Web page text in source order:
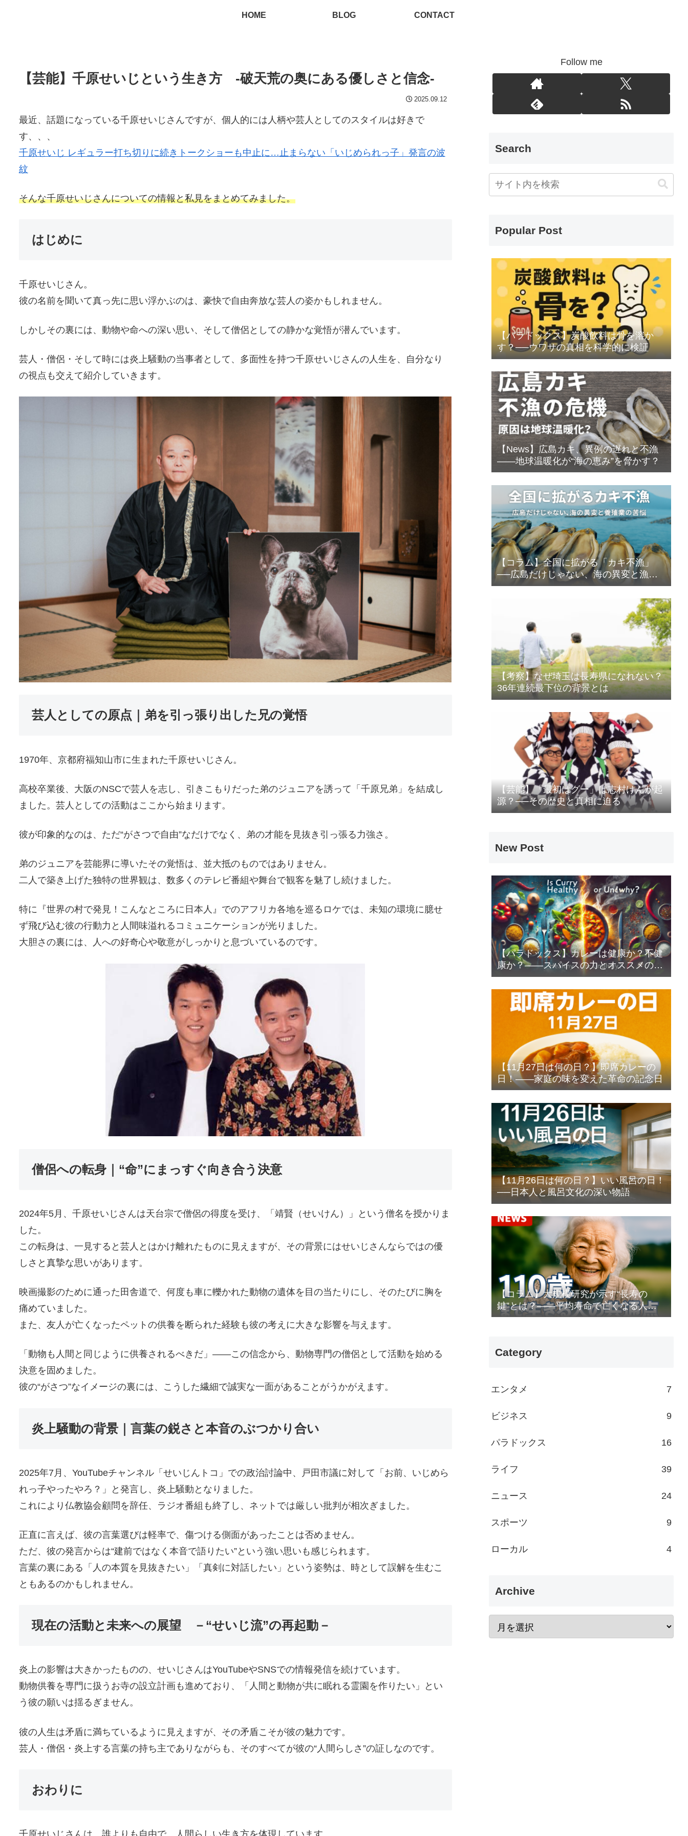
HOME BLOG CONTACT
【芸能】千原せいじという生き方 -破天荒の奥にある優しさと信念-
2025.09.12
最近、話題になっている千原せいじさんですが、個人的には人柄や芸人としてのスタイルは好きで
す、、、
千原せいじ レギュラー打ち切りに続きトークショーも中止に…止まらない「いじめられっ子」発言の波
紋
そんな千原せいじさんについての情報と私見をまとめてみました。
はじめに
千原せいじさん。
彼の名前を聞いて真っ先に思い浮かぶのは、豪快で自由奔放な芸人の姿かもしれません。
しかしその裏には、動物や命への深い思い、そして僧侶としての静かな覚悟が潜んでいます。
芸人・僧侶・そして時には炎上騒動の当事者として、多面性を持つ千原せいじさんの人生を、自分なり
の視点も交えて紹介していきます。
芸人としての原点｜弟を引っ張り出した兄の覚悟
1970年、京都府福知山市に生まれた千原せいじさん。
高校卒業後、大阪のNSCで芸人を志し、引きこもりだった弟のジュニアを誘って「千原兄弟」を結成し
ました。芸人としての活動はここから始まります。
彼が印象的なのは、ただ“がさつで自由”なだけでなく、弟の才能を見抜き引っ張る力強さ。
弟のジュニアを芸能界に導いたその覚悟は、並大抵のものではありません。
二人で築き上げた独特の世界観は、数多くのテレビ番組や舞台で観客を魅了し続けました。
特に『世界の村で発見！こんなところに日本人』でのアフリカ各地を巡るロケでは、未知の環境に臆せ
ず飛び込む彼の行動力と人間味溢れるコミュニケーションが光りました。
大胆さの裏には、人への好奇心や敬意がしっかりと息づいているのです。
僧侶への転身｜“命”にまっすぐ向き合う決意
2024年5月、千原せいじさんは天台宗で僧侶の得度を受け、「靖賢（せいけん）」という僧名を授かりま
した。
この転身は、一見すると芸人とはかけ離れたものに見えますが、その背景にはせいじさんならではの優
しさと真摯な思いがあります。
映画撮影のために通った田舎道で、何度も車に轢かれた動物の遺体を目の当たりにし、そのたびに胸を
痛めていました。
また、友人が亡くなったペットの供養を断られた経験も彼の考えに大きな影響を与えます。
「動物も人間と同じように供養されるべきだ」――この信念から、動物専門の僧侶として活動を始める
決意を固めました。
彼の“がさつ”なイメージの裏には、こうした繊細で誠実な一面があることがうかがえます。
炎上騒動の背景｜言葉の鋭さと本音のぶつかり合い
2025年7月、YouTubeチャンネル「せいじんトコ」での政治討論中、戸田市議に対して「お前、いじめら
れっ子やったやろ？」と発言し、炎上騒動となりました。
これにより仏教協会顧問を辞任、ラジオ番組も終了し、ネットでは厳しい批判が相次ぎました。
正直に言えば、彼の言葉選びは軽率で、傷つける側面があったことは否めません。
ただ、彼の発言からは“建前ではなく本音で語りたい”という強い思いも感じられます。
言葉の裏にある「人の本質を見抜きたい」「真剣に対話したい」という姿勢は、時として誤解を生むこ
ともあるのかもしれません。
現在の活動と未来への展望 －“せいじ流”の再起動－
炎上の影響は大きかったものの、せいじさんはYouTubeやSNSでの情報発信を続けています。
動物供養を専門に扱うお寺の設立計画も進めており、「人間と動物が共に眠れる霊園を作りたい」とい
う彼の願いは揺るぎません。
彼の人生は矛盾に満ちているように見えますが、その矛盾こそが彼の魅力です。
芸人・僧侶・炎上する言葉の持ち主でありながらも、そのすべてが彼の“人間らしさ”の証しなのです。
おわりに
千原せいじさんは、誰よりも自由で、人間らしい生き方を体現しています。
Follow me
Search
Popular Post
【パラドックス】炭酸飲料は骨を溶か
す？──ウワサの真相を科学的に検証
【News】広島カキ、異例の遅れと不漁
――地球温暖化が“海の恵み”を脅かす？
【コラム】全国に拡がる「カキ不漁」
──広島だけじゃない、海の異変と漁師
の苦悩
【考察】なぜ埼玉は長寿県になれない？
36年連続最下位の背景とは
【芸能】「最初はグー」は志村けんが起
源？──その歴史と真相に迫る
New Post
【パラドックス】カレーは健康か？不健
康か？――スパイスの力とオススメの食
べ方
【11月27日は何の日？】即席カレーの
日！――家庭の味を変えた革命の記念日
【11月26日は何の日？】いい風呂の日！
──日本人と風呂文化の深い物語
【コラム】大規模研究が示す“長寿の
鍵”とは？――平均寿命で亡くなる人と
100歳以上生きる人
Category
エンタメ 7
ビジネス 9
パラドックス 16
ライフ 39
ニュース 24
スポーツ 9
ローカル 4
Archive